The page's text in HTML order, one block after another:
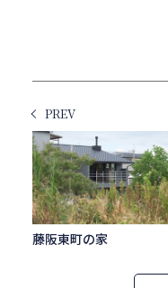
PREV
藤阪東町の家